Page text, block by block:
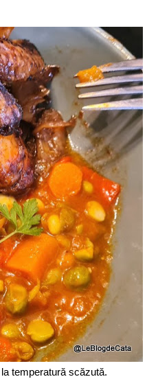
temperatură scăzută.